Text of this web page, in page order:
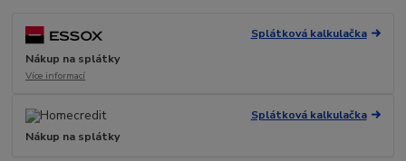
Splátková kalkulačka
Nákup na splátky
Více informací
Splátková kalkulačka
Nákup na splátky